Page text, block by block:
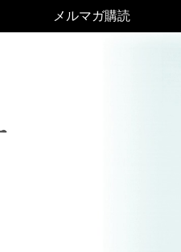
メルマガ購読